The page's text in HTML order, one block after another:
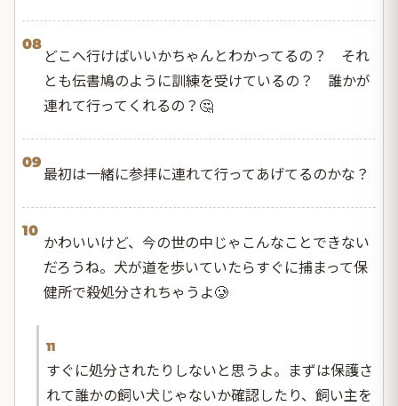
08
どこへ行けばいいかちゃんとわかってるの？ それ
とも伝書鳩のように訓練を受けているの？ 誰かが
連れて行ってくれるの？🤔
09
最初は一緒に参拝に連れて行ってあげてるのかな？
10
かわいいけど、今の世の中じゃこんなことできない
だろうね。犬が道を歩いていたらすぐに捕まって保
健所で殺処分されちゃうよ🥲
11
すぐに処分されたりしないと思うよ。まずは保護さ
れて誰かの飼い犬じゃないか確認したり、飼い主を